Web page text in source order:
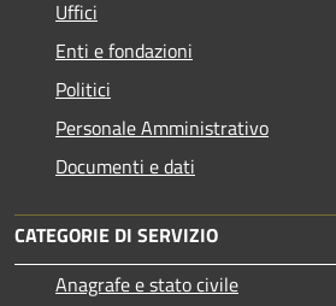
Uffici
Enti e fondazioni
Politici
Personale Amministrativo
Documenti e dati
CATEGORIE DI SERVIZIO
Anagrafe e stato civile